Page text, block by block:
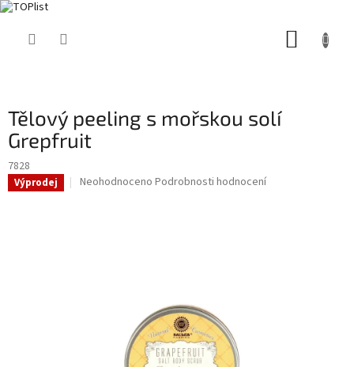
Tělový peeling s mořskou solí
Grepfruit
7828
Výprodej
Průměrné
Neohodnoceno Podrobnosti hodnocení